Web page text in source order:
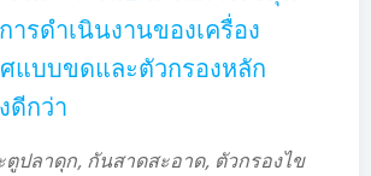
รดำเนินงานของเครื่อง
แบบขดและตัวกรองหลัก
ดีกว่า
ปลาดุก, กันสาดสะอาด, ตัวกรองไข